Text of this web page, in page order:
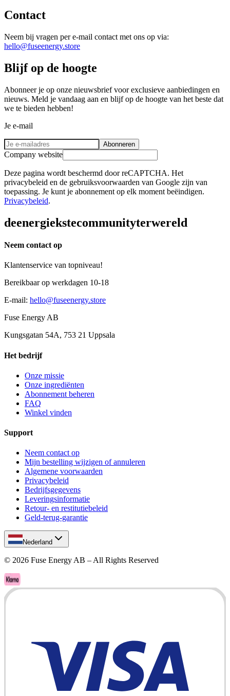
Contact
Neem bij vragen per e-mail contact met ons op via:
hello@fuseenergy.store
Blijf op de hoogte
Abonneer je op onze nieuwsbrief voor exclusieve aanbiedingen en
nieuws. Meld je vandaag aan en blijf op de hoogte van het beste dat
we te bieden hebben!
Je e-mail
Abonneren
Company website
Deze pagina wordt beschermd door reCAPTCHA. Het
privacybeleid en de gebruiksvoorwaarden van Google zijn van
toepassing. Je kunt je abonnement op elk moment beëindigen.
Privacybeleid.
deenergiekstecommunityterwereld
Neem contact op
Klantenservice van topniveau!
Bereikbaar op werkdagen 10-18
E-mail: hello@fuseenergy.store
Fuse Energy AB
Kungsgatan 54A, 753 21 Uppsala
Het bedrijf
Onze missie
Onze ingrediënten
Abonnement beheren
FAQ
Winkel vinden
Support
Neem contact op
Mijn bestelling wijzigen of annuleren
Algemene voorwaarden
Privacybeleid
Bedrijfsgegevens
Leveringsinformatie
Retour- en restitutiebeleid
Geld-terug-garantie
Nederland
© 2026 Fuse Energy AB – All Rights Reserved